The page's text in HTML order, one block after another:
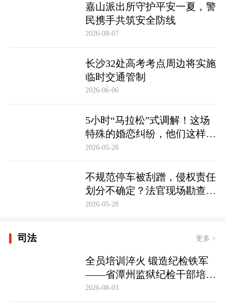
嘉山派出所守护平安一夏，警
民携手共筑安全防线
2026-08-07
长沙32处高考考点周边将实施
临时交通管制
2026-06-06
5小时“马拉松”式调解！这场
特殊的婚恋纠纷，他们这样化
解……
2026-05-28
不规范停车被刮蹭，侵权责任
划分不确定？法官现场勘查定
争纷
2026-05-28
司法 更多 >
全员培训淬火 锻造纪检铁军
——省潭州监狱纪检干部培训
实现全覆盖
2026-08-03